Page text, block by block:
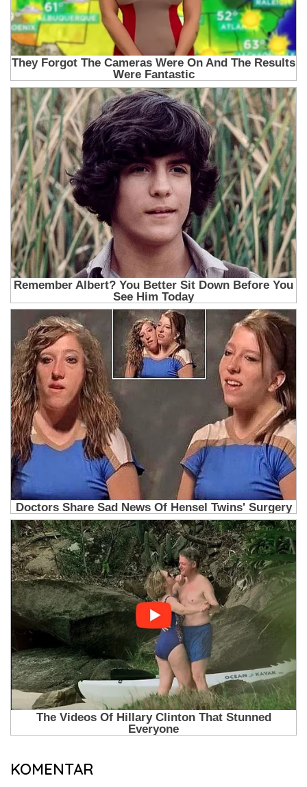
KOMENTAR